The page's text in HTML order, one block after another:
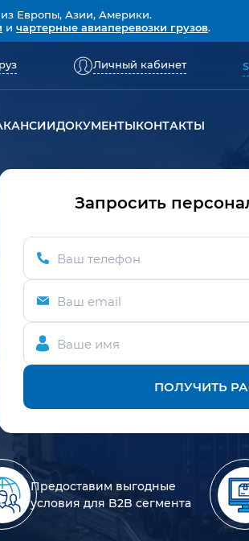
из Европы, Азии, Америки.
и чартерные авиаперевозки грузов.
Личный кабинет
ДОКУМЕНТЫКОНТАКТЫ
Запросить
Ваш телефон
Ваш email
Ваше имя
ПОЛУЧИТЬ
Предоставим выгодные
условия для B2B сегмента